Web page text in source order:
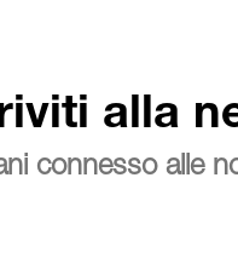
alla
connesso alle